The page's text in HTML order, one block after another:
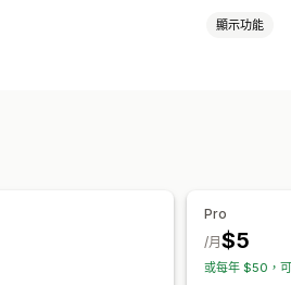
顯示功能
Pro
$5
/月
或每年 $50，